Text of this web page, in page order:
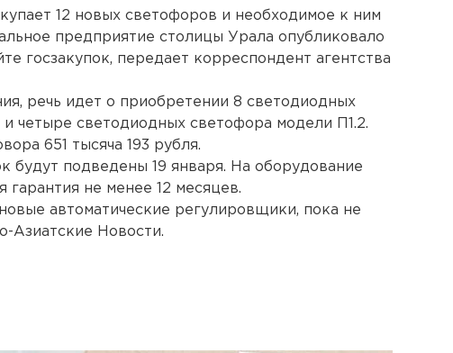
12 новых светофоров и необходимое к ним
предприятие столицы Урала опубликовало
госзакупок, передает корреспондент агентства
речь идет о приобретении 8 светодиодных
четыре светодиодных светофора модели П1.2.
651 тысяча 193 рубля.
будут подведены 19 января. На оборудование
гарантия не менее 12 месяцев.
автоматические регулировщики, пока не
Азиатские Новости.